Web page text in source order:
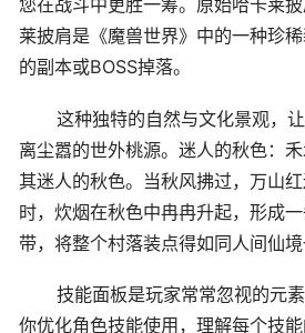
您在战斗中更胜一筹。原始哈卡莱
莱披肩是《魔兽世界》中的一种珍
的副本或BOSS掉落。
这种独特的自然与文化景观，
离尘嚣的世外桃源。迷人的秋色：
其迷人的秋色。当秋风拂过，万山
时，炊烟在秋色中冉冉升起，形成
带，将整个村落装点得如同人间仙境
技能面板是玩家常常忽视的元
你优化角色技能使用，理解每个技